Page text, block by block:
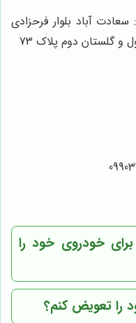
آباد بلوار فرحزادی
و گلستان دوم پلاک 73
خودروی خود را
را تعویض کنم؟